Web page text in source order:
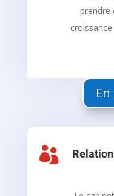
prendre
